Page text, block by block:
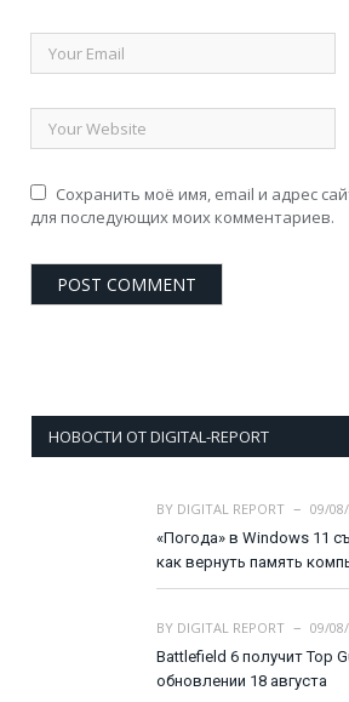
Сохранить моё имя, email и адрес
для последующих моих комментариев.
НОВОСТИ ОТ DIGITAL-REPORT
BY DIGITAL REPORT
09/
«Погода» в Windows 11
как вернуть память
BY DIGITAL REPORT
09/
Battlefield 6 получит Top
обновлении 18 августа